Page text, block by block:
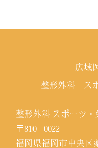
広域
整形外科 ス
整形外科 スポーツ・
〒810 - 0022
福岡県福岡市中央区